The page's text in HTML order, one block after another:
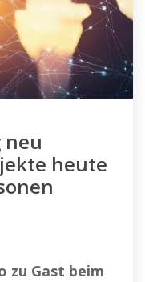
neu
heute
zu Gast beim